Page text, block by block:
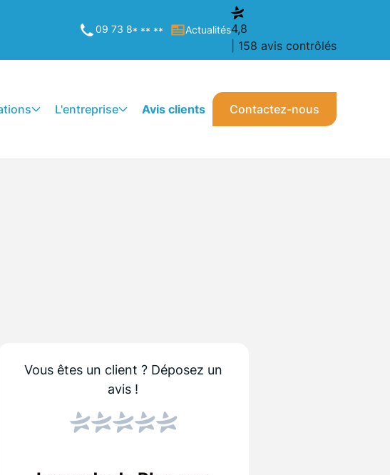
09 73 8* ** ** Actualités4,8
| 158 avis contrôlés
L'entreprise Avis clients Contactez-nous
Vous êtes un client ? Déposez un
avis !